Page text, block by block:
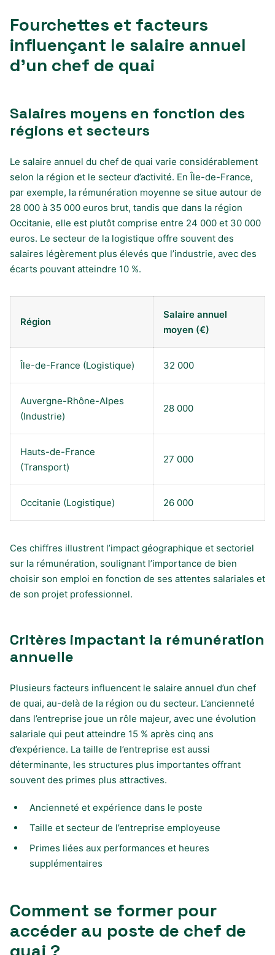
Fourchettes et facteurs
influençant le salaire annuel
d’un chef de quai
Salaires moyens en fonction des
régions et secteurs
Le salaire annuel du chef de quai varie considérablement
selon la région et le secteur d’activité. En Île-de-France,
par exemple, la rémunération moyenne se situe autour de
28 000 à 35 000 euros brut, tandis que dans la région
Occitanie, elle est plutôt comprise entre 24 000 et 30 000
euros. Le secteur de la logistique offre souvent des
salaires légèrement plus élevés que l’industrie, avec des
écarts pouvant atteindre 10 %.
Région
Salaire annuel
moyen (€)
Île-de-France (Logistique) 32 000
Auvergne-Rhône-Alpes
(Industrie)
28 000
Hauts-de-France
(Transport)
27 000
Occitanie (Logistique) 26 000
Ces chiffres illustrent l’impact géographique et sectoriel
sur la rémunération, soulignant l’importance de bien
choisir son emploi en fonction de ses attentes salariales et
de son projet professionnel.
Critères impactant la rémunération
annuelle
Plusieurs facteurs influencent le salaire annuel d’un chef
de quai, au-delà de la région ou du secteur. L’ancienneté
dans l’entreprise joue un rôle majeur, avec une évolution
salariale qui peut atteindre 15 % après cinq ans
d’expérience. La taille de l’entreprise est aussi
déterminante, les structures plus importantes offrant
souvent des primes plus attractives.
Ancienneté et expérience dans le poste
Taille et secteur de l’entreprise employeuse
Primes liées aux performances et heures
supplémentaires
Comment se former pour
accéder au poste de chef de
quai ?